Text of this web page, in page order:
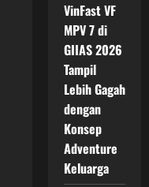
VinFast VF
MPV 7 di
GIIAS 2026
Tampil
Lebih Gagah
dengan
Konsep
Adventure
Keluarga